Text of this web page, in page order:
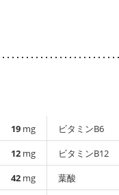
19 mg
12 mg
42 mg
ビタミンB6
ビタミンB12
葉酸